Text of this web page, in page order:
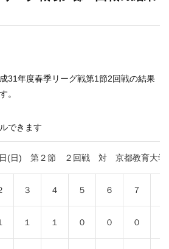
31年度春季リーグ戦第1節2回戦の結果
。
できます
日(日) 第２節 ２回戦 対 京都教育大学
３ ４ ５ ６ ７
１ １ ０ ０ ０